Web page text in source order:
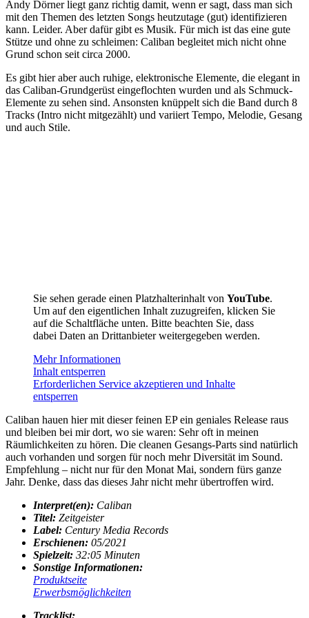
Andy Dörner liegt ganz richtig damit, wenn er sagt, dass man sich
mit den Themen des letzten Songs heutzutage (gut) identifizieren
kann. Leider. Aber dafür gibt es Musik. Für mich ist das eine gute
Stütze und ohne zu schleimen: Caliban begleitet mich nicht ohne
Grund schon seit circa 2000.
Es gibt hier aber auch ruhige, elektronische Elemente, die elegant in
das Caliban-Grundgerüst eingeflochten wurden und als Schmuck-
Elemente zu sehen sind. Ansonsten knüppelt sich die Band durch 8
Tracks (Intro nicht mitgezählt) und variiert Tempo, Melodie, Gesang
und auch Stile.
Sie sehen gerade einen Platzhalterinhalt von YouTube.
Um auf den eigentlichen Inhalt zuzugreifen, klicken Sie
auf die Schaltfläche unten. Bitte beachten Sie, dass
dabei Daten an Drittanbieter weitergegeben werden.
Mehr Informationen
Inhalt entsperren
Erforderlichen Service akzeptieren und Inhalte
entsperren
Caliban hauen hier mit dieser feinen EP ein geniales Release raus
und bleiben bei mir dort, wo sie waren: Sehr oft in meinen
Räumlichkeiten zu hören. Die cleanen Gesangs-Parts sind natürlich
auch vorhanden und sorgen für noch mehr Diversität im Sound.
Empfehlung – nicht nur für den Monat Mai, sondern fürs ganze
Jahr. Denke, dass das dieses Jahr nicht mehr übertroffen wird.
Interpret(en): Caliban
Titel: Zeitgeister
Label: Century Media Records
Erschienen: 05/2021
Spielzeit: 32:05 Minuten
Sonstige Informationen:
Produktseite
Erwerbsmöglichkeiten
Tracklist: